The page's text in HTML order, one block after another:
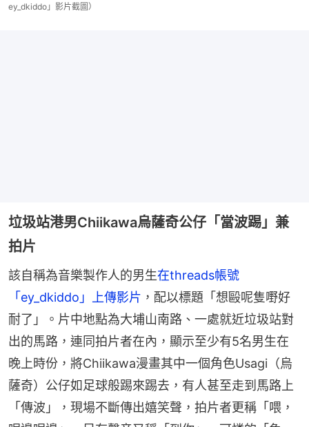
ey_dkiddo」影片截圖）
垃圾站港男Chiikawa烏薩奇公仔「當波踢」兼
拍片
該自稱為音樂製作人的男生在threads帳號
「ey_dkiddo」上傳影片 ，配以標題「想毆呢隻嘢好
耐了」。片中地點為大埔山南路、一處就近垃圾站對
出的馬路，連同拍片者在內，顯示至少有5名男生在
晚上時份，將Chiikawa漫畫其中一個角色Usagi（烏
薩奇）公仔如足球般踢來踢去，有人甚至走到馬路上
「傳波」，現場不斷傳出嬉笑聲，拍片者更稱「喂，